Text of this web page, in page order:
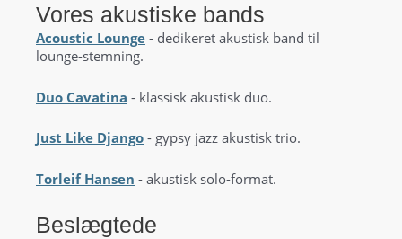
Vores akustiske bands
Acoustic Lounge - dedikeret akustisk band til
lounge-stemning.
Duo Cavatina - klassisk akustisk duo.
Just Like Django - gypsy jazz akustisk trio.
Torleif Hansen - akustisk solo-format.
Beslægtede